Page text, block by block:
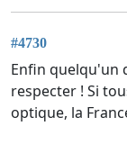
#4730
Enfin quelqu'un
respecter ! Si
optique, la